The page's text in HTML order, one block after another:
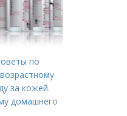
по
за кожей.
домашнего